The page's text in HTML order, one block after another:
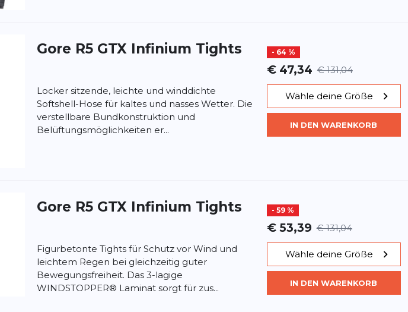
Gore R5 GTX Infinium Tights - 64 %
€ 47,34 € 131,04
Locker sitzende, leichte und winddichte
Softshell-Hose für kaltes und nasses Wetter. Die
verstellbare Bundkonstruktion und
Belüftungsmöglichkeiten er...
Wähle deine Größe
IN DEN WARENKORB
Gore R5 GTX Infinium Tights - 59 %
€ 53,39 € 131,04
Figurbetonte Tights für Schutz vor Wind und
leichtem Regen bei gleichzeitig guter
Bewegungsfreiheit. Das 3-lagige
WINDSTOPPER® Laminat sorgt für zus...
Wähle deine Größe
IN DEN WARENKORB